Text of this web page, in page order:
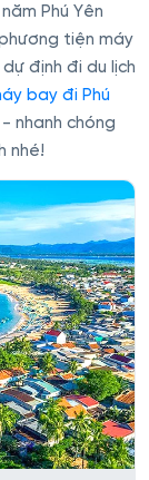
Phú Yên
tiện máy
định đi du lịch
bay đi Phú
nhanh chóng
nhé!